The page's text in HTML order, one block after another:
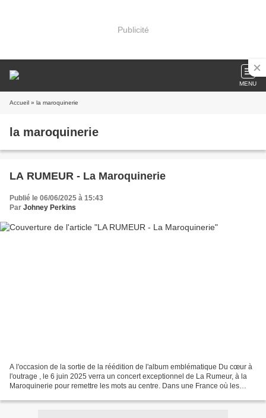
Publicité
MENU
Accueil » la maroquinerie
la maroquinerie
LA RUMEUR - La Maroquinerie
Publié le 06/06/2025 à 15:43
Par Johney Perkins
A l'occasion de la sortie de la réédition de l'album emblématique Du cœur à
l'outrage , le 6 juin 2025 verra un concert exceptionnel de La Rumeur, à la
Maroquinerie pour remettre les mots au centre. Dans une France où les